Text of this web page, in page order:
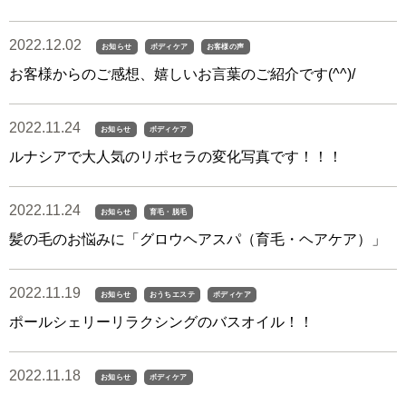
2022.12.02 お知らせ ボディケア お客様の声
お客様からのご感想、嬉しいお言葉のご紹介です(^^)/
2022.11.24 お知らせ ボディケア
ルナシアで大人気のリポセラの変化写真です！！！
2022.11.24 お知らせ 育毛・脱毛
髪の毛のお悩みに「グロウヘアスパ（育毛・ヘアケア）」
2022.11.19 お知らせ おうちエステ ボディケア
ポールシェリーリラクシングのバスオイル！！
2022.11.18 お知らせ ボディケア